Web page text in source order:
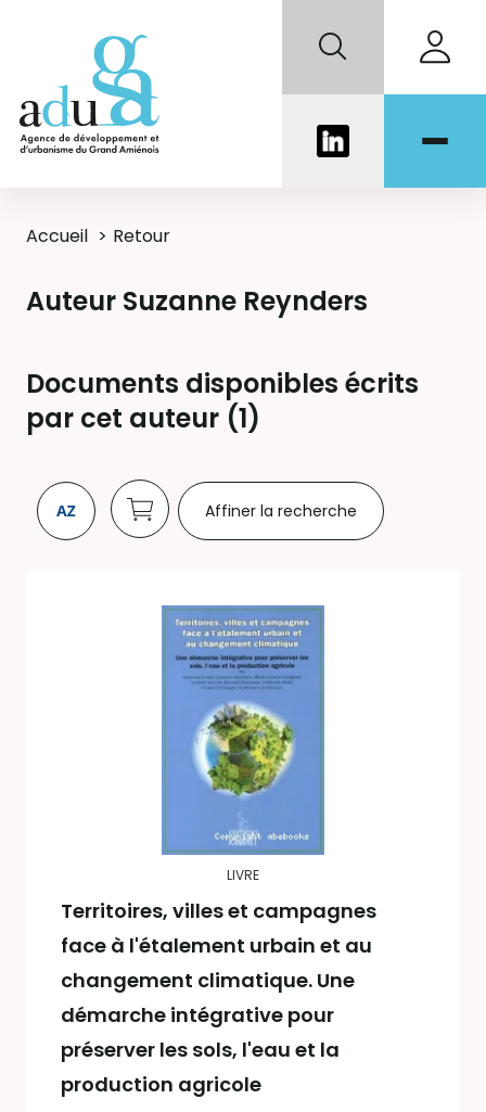
Accueil Retour
Auteur Suzanne Reynders
Documents disponibles écrits
par cet auteur (1)
Affiner la recherche
LIVRE
Territoires, villes et campagnes
face à l'étalement urbain et au
changement climatique. Une
démarche intégrative pour
préserver les sols, l'eau et la
production agricole